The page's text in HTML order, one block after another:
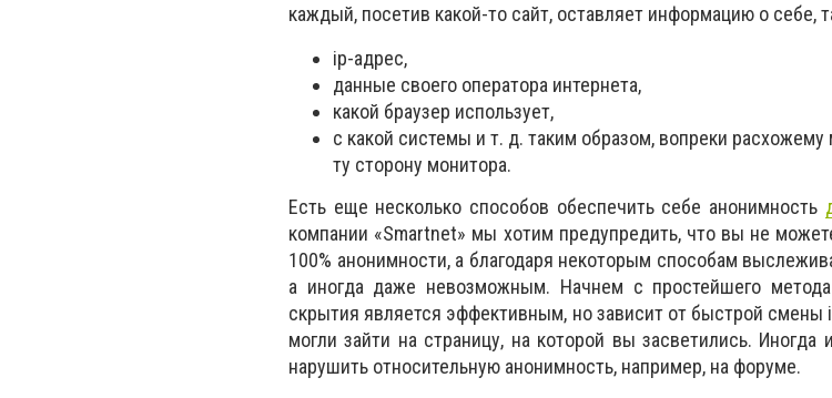
каждый, посетив какой-то сайт, оставляет информацию о себе,
ip-адрес,
данные своего оператора интернета,
какой браузер использует,
с какой системы и т. д. таким образом, вопреки
ту сторону монитора.
Есть еще несколько способов обеспечить себе анонимность
компании «Smartnet» мы хотим предупредить, что вы не
100% анонимности, а благодаря некоторым способам
а иногда даже невозможным. Начнем с простейшего
скрытия является эффективным, но зависит от быстрой
могли зайти на страницу, на которой вы засветились.
нарушить относительную анонимность, например, на форуме.